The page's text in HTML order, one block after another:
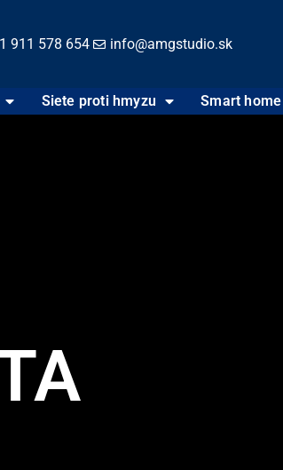
911 578 654 info@amgstudio.sk
Siete proti hmyzu Smart home